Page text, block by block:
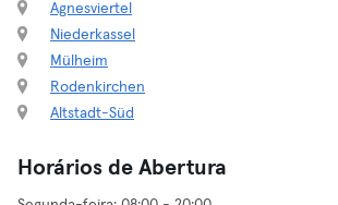
Agnesviertel
Niederkassel
Mülheim
Rodenkirchen
Altstadt-Süd
Horários de Abertura